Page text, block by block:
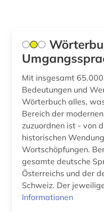
Mit insgesamt
Bedeutungen und
Wörterbuch alles,
Bereich der
zuzuordnen ist - von
historischen
Wortschöpfungen.
gesamte deutsche
Österreichs und der
Schweiz. Der
Informationen